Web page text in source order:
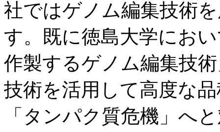
社ではゲノム編集技術
す。既に徳島大学にお
作製するゲノム編集技
技術を活用して高度な
「タンパク質危機」へ